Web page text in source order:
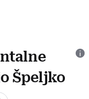
Špeljko